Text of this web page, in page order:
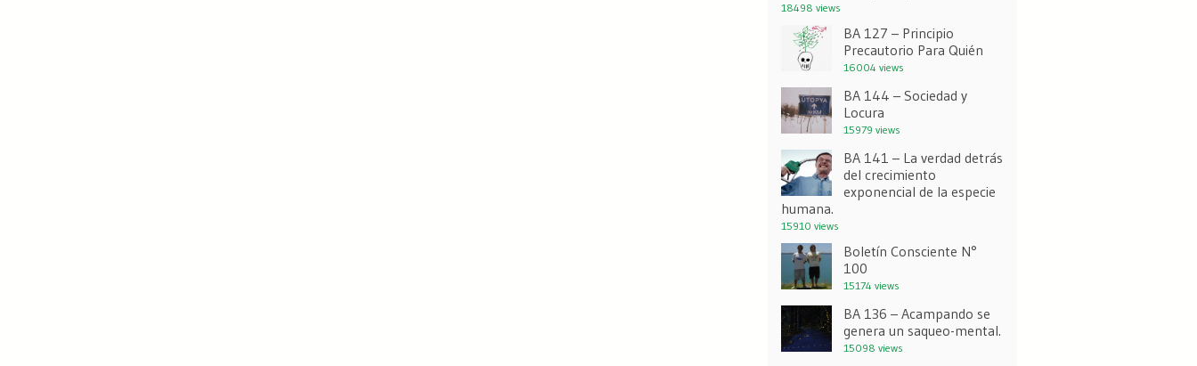
18498 views
BA 127 – Principio
Precautorio Para Quién
16004 views
BA 144 – Sociedad y
Locura
15979 views
BA 141 – La verdad detrás
del crecimiento
exponencial de la especie
humana.
15910 views
Boletín Consciente N°
100
15174 views
BA 136 – Acampando se
genera un saqueo-mental.
15098 views